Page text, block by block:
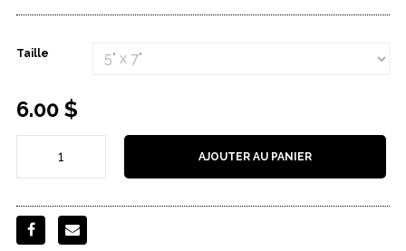
Taille
6.00 $
AJOUTER AU PANIER